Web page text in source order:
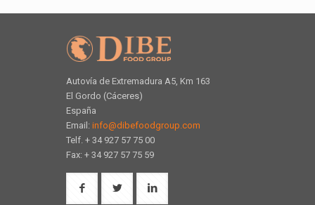
Autovía de Extremadura A5, Km 163
El Gordo (Cáceres)
España
Email: info@dibefoodgroup.com
Telf. + 34 927 57 75 00
Fax: + 34 927 57 75 59